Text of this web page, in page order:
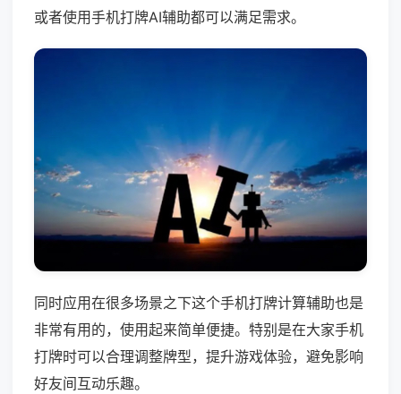
或者使用手机打牌AI辅助都可以满足需求。
同时应用在很多场景之下这个手机打牌计算辅助也是
非常有用的，使用起来简单便捷。特别是在大家手机
打牌时可以合理调整牌型，提升游戏体验，避免影响
好友间互动乐趣。